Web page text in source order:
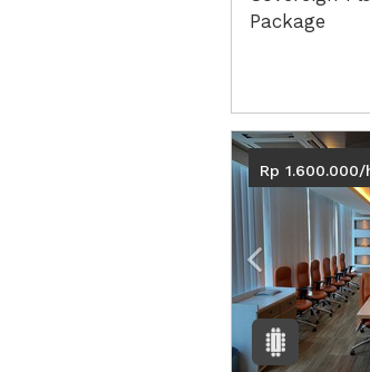
Package
Previous
Rp